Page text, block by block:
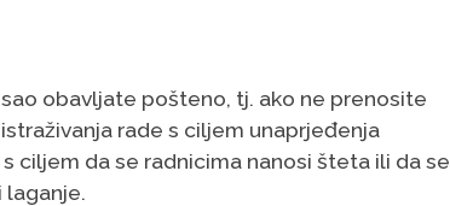
obavljate pošteno, tj. ako ne prenosite
rade s ciljem unaprjeđenja
ciljem da se radnicima nanosi šteta ili da se
laganje.